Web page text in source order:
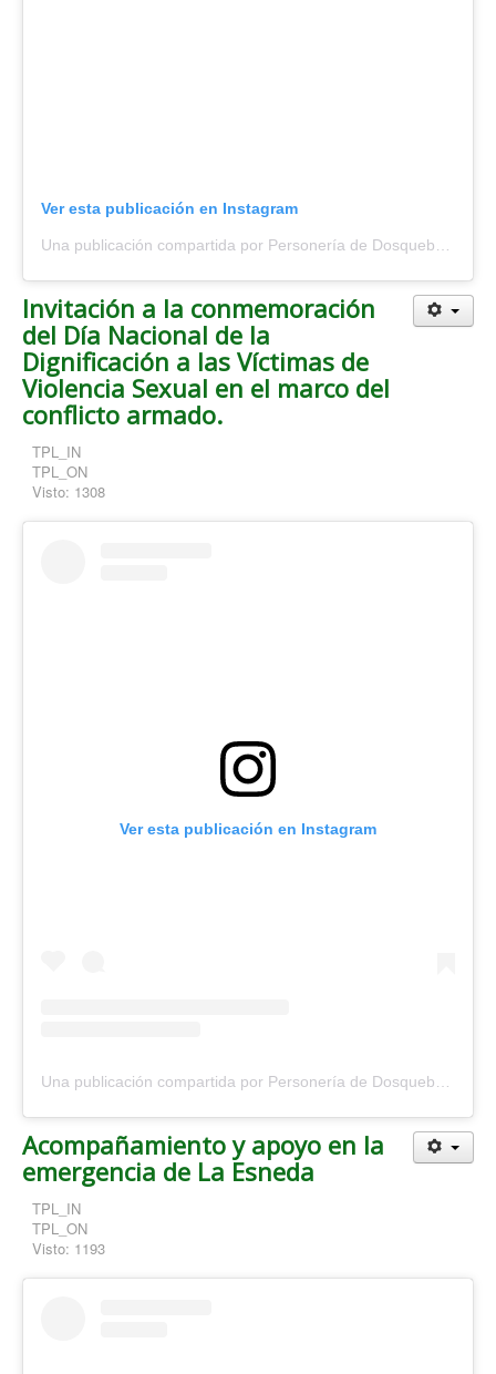
Ver esta publicación en Instagram
Invitación a la conmemoración
del Día Nacional de la
Dignificación a las Víctimas de
Violencia Sexual en el marco del
conflicto armado.
TPL_IN
TPL_ON
Visto: 1308
Ver esta publicación en Instagram
Una publicación compartida por Personería de Dosquebradas (@personeriadosquebradas)
Acompañamiento y apoyo en la
emergencia de La Esneda
TPL_IN
TPL_ON
Visto: 1193